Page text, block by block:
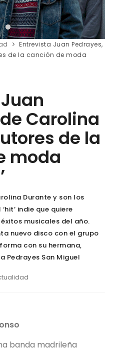
Entrevista Juan Pedrayes,
de la canción de moda
Carolina
de la
moda
Durante y son los
indie que quiere
musicales del año.
nuevo disco con el grupo
con su hermana,
Pedrayes San Miguel
banda madrileña